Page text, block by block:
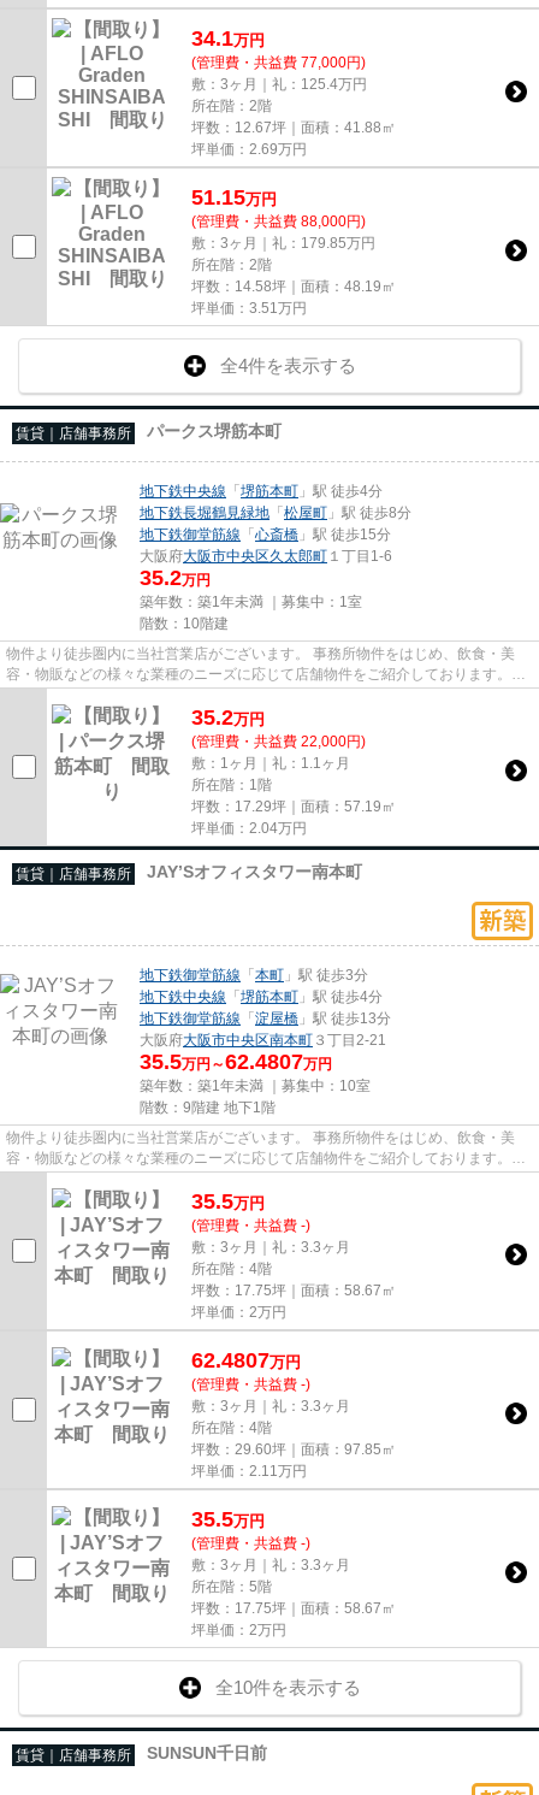
34.1万円
(管理費・共益費 77,000円)
敷：3ヶ月｜礼：125.4万円
所在階：2階
坪数：12.67坪｜面積：41.88㎡
坪単価： 2.69万円
51.15万円
(管理費・共益費 88,000円)
敷：3ヶ月｜礼：179.85万円
所在階：2階
坪数：14.58坪｜面積：48.19㎡
坪単価： 3.51 万円
全4件を表示する
賃貸｜店舗事務所 パークス堺筋本町
地下鉄中央線 「堺筋本町 」駅 徒歩4分
地下鉄長堀鶴見緑地 「松屋町 」駅 徒歩8分
地下鉄御堂筋線 「心斎橋 」駅 徒歩15分
大阪府大阪市中央区久太郎町 １丁目1-6
35.2万円
築年数：築1年未満 ｜募集中： 1室
階数：10階建
物件より徒歩圏内に当社営業店がございます。 事務所物件をはじめ、飲食・美
容・物販などの様々な業種のニーズに応じて店舗物件をご紹介しております。
尚、弊社ではおとり広告は一切...
35.2万円
(管理費・共益費 22,000円)
敷：1ヶ月｜礼：1.1ヶ月
所在階：1階
坪数：17.29坪｜面積：57.19㎡
坪単価： 2.04万円
賃貸｜店舗事務所 JAY’Sオフィスタワー南本町
地下鉄御堂筋線 「本町 」駅 徒歩3分
地下鉄中央線 「堺筋本町 」駅 徒歩4分
地下鉄御堂筋線 「淀屋橋 」駅 徒歩13分
大阪府大阪市中央区南本町 ３丁目2-21
35.5万円～62.4807万円
築年数：築1年未満 ｜募集中： 10室
階数：9階建 地下1階
物件より徒歩圏内に当社営業店がございます。 事務所物件をはじめ、飲食・美
容・物販などの様々な業種のニーズに応じて店舗物件をご紹介しております。
尚、弊社ではおとり広告は一切...
35.5万円
(管理費・共益費 -)
敷：3ヶ月｜礼：3.3ヶ月
所在階：4階
坪数：17.75坪｜面積：58.67㎡
坪単価： 2万円
62.4807万円
(管理費・共益費 -)
敷：3ヶ月｜礼：3.3ヶ月
所在階：4階
坪数：29.60坪｜面積：97.85㎡
坪単価： 2.11 万円
35.5万円
(管理費・共益費 -)
敷：3ヶ月｜礼：3.3ヶ月
所在階：5階
坪数：17.75坪｜面積：58.67㎡
坪単価： 2万円
全10件を表示する
賃貸｜店舗事務所 SUNSUN千日前